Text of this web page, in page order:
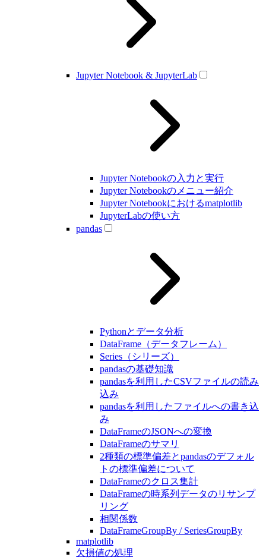
Jupyter Notebook & JupyterLab
Jupyter Notebookの入力と実行
Jupyter Notebookのメニュー紹介
Jupyter Notebookにおけるmatplotlib
JupyterLabの使い方
pandas
Pythonとデータ分析
DataFrame（データフレーム）
Series（シリーズ）
pandasの基礎知識
pandasを利用したCSVファイルの読み
込み
pandasを利用したファイルへの書き込
み
DataFrameのJSONへの変換
DataFrameのサマリ
2種類の標準偏差とpandasのデフォル
トの標準偏差について
DataFrameのクロス集計
DataFrameの時系列データのリサンプ
リング
相関係数
DataFrameGroupBy / SeriesGroupBy
matplotlib
欠損値の処理